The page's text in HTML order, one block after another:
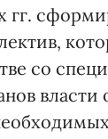
гг.
со
власти